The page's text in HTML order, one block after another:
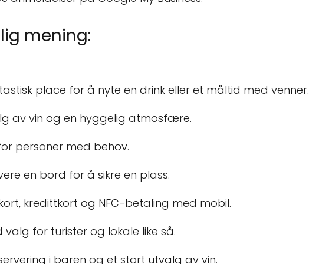
mening:
place for å nyte en drink eller et måltid med venner.
av vin og en hyggelig atmosfære.
personer med behov.
en bord for å sikre en plass.
kredittkort og NFC-betaling med mobil.
valg for turister og lokale like så.
i baren og et stort utvalg av vin.